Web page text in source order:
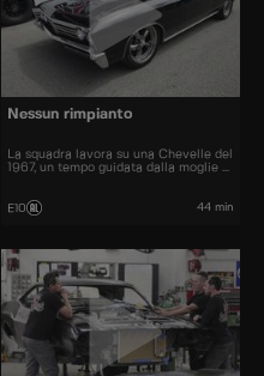
Nessun rimpianto
La squadra lavora su una Chevelle del
1967, un tempo guidata dalla moglie di
E10 44 min